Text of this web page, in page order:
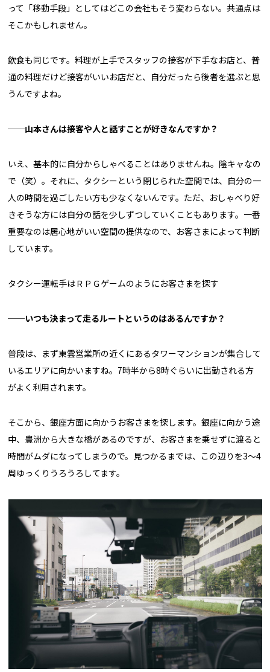
って「移動手段」としてはどこの会社もそう変わらない。共通点は
そこかもしれません。
飲食も同じです。料理が上手でスタッフの接客が下手なお店と、普
通の料理だけど接客がいいお店だと、自分だったら後者を選ぶと思
うんですよね。
──山本さんは接客や人と話すことが好きなんですか？
いえ、基本的に自分からしゃべることはありませんね。陰キャなの
で（笑）。それに、タクシーという閉じられた空間では、自分の一
人の時間を過ごしたい方も少なくないんです。ただ、おしゃべり好
きそうな方には自分の話を少しずつしていくこともあります。一番
重要なのは居心地がいい空間の提供なので、お客さまによって判断
しています。
タクシー運転手はＲＰＧゲームのようにお客さまを探す
──いつも決まって走るルートというのはあるんですか？
普段は、まず東雲営業所の近くにあるタワーマンションが集合して
いるエリアに向かいますね。7時半から8時ぐらいに出勤される方
がよく利用されます。
そこから、銀座方面に向かうお客さまを探します。銀座に向かう途
中、豊洲から大きな橋があるのですが、お客さまを乗せずに渡ると
時間がムダになってしまうので。見つかるまでは、この辺りを3～4
周ゆっくりうろうろしてます。